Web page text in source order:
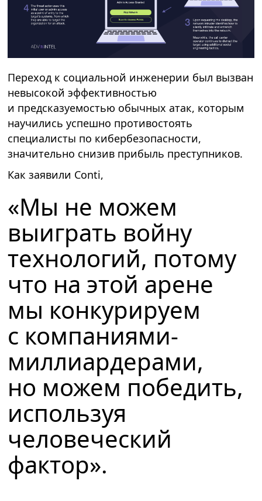
Переход к социальной инженерии был вызван
невысокой эффективностью
и предсказуемостью обычных атак, которым
научились успешно противостоять
специалисты по кибербезопасности,
значительно снизив прибыль преступников.
Как заявили Conti,
«Мы не можем
выиграть войну
технологий, потому
что на этой арене
мы конкурируем
с компаниями-
миллиардерами,
но можем победить,
используя
человеческий
фактор».